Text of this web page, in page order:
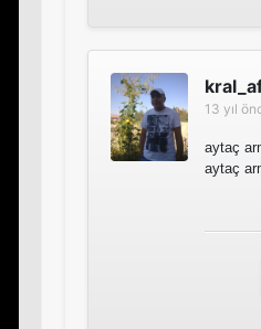
13 yıl
aytaç
aytaç